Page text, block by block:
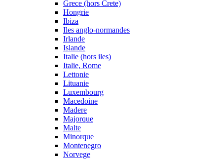
Grece (hors Crete)
Hongrie
Ibiza
Iles anglo-normandes
Irlande
Islande
Italie (hors iles)
Italie, Rome
Lettonie
Lituanie
Luxembourg
Macedoine
Madere
Majorque
Malte
Minorque
Montenegro
Norvege